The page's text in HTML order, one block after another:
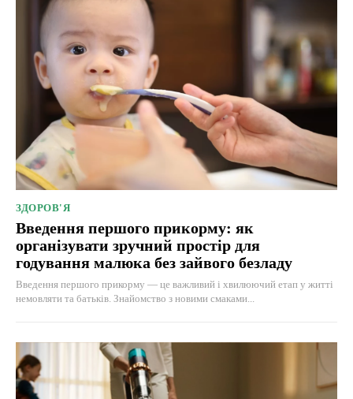
ЗДОРОВ'Я
Введення першого прикорму: як
організувати зручний простір для
годування малюка без зайвого безладу
Введення першого прикорму — це важливий і хвилюючий етап у житті
немовляти та батьків. Знайомство з новими смаками...